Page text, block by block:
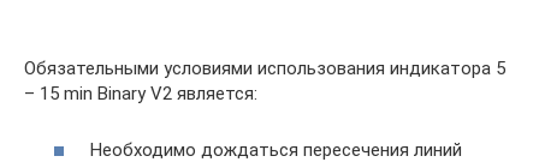
Обязательными условиями использования индикатора 5
– 15 min Binary V2 является:
Необходимо дождаться пересечения линий